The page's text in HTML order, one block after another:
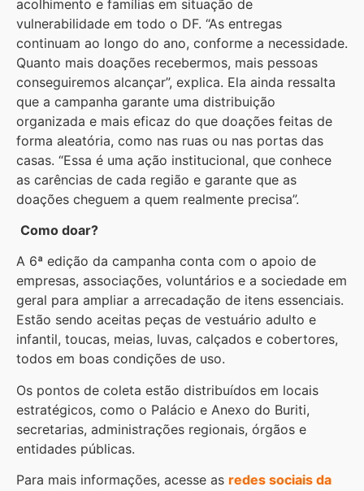
acolhimento e famílias em situação de
vulnerabilidade em todo o DF. “As entregas
continuam ao longo do ano, conforme a necessidade.
Quanto mais doações recebermos, mais pessoas
conseguiremos alcançar”, explica. Ela ainda ressalta
que a campanha garante uma distribuição
organizada e mais eficaz do que doações feitas de
forma aleatória, como nas ruas ou nas portas das
casas. “Essa é uma ação institucional, que conhece
as carências de cada região e garante que as
doações cheguem a quem realmente precisa”.
Como doar?
A 6ª edição da campanha conta com o apoio de
empresas, associações, voluntários e a sociedade em
geral para ampliar a arrecadação de itens essenciais.
Estão sendo aceitas peças de vestuário adulto e
infantil, toucas, meias, luvas, calçados e cobertores,
todos em boas condições de uso.
Os pontos de coleta estão distribuídos em locais
estratégicos, como o Palácio e Anexo do Buriti,
secretarias, administrações regionais, órgãos e
entidades públicas.
Para mais informações, acesse as redes sociais da